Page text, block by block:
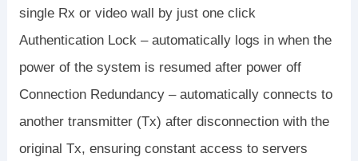
single Rx or video wall by just one click
Authentication Lock – automatically logs in when the
power of the system is resumed after power off
Connection Redundancy – automatically connects to
another transmitter (Tx) after disconnection with the
original Tx, ensuring constant access to servers